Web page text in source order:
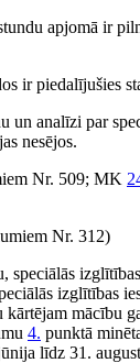
apjomā ir
ir piedalījušies
un analīzi par
nesējos.
Nr. 509; MK
Nr. 312)
speciālās
izglītības
kārtējam mācību
4. punktā
līdz 31.